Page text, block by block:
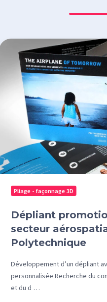
Dépliant
promotionnel
secteur
aérospatiale
Polytechnique
Pliage - façonnage 3D
Dépliant
secteur
Polytechnique
Développement d’un dépliant
personnalisée Recherche du
et du d …